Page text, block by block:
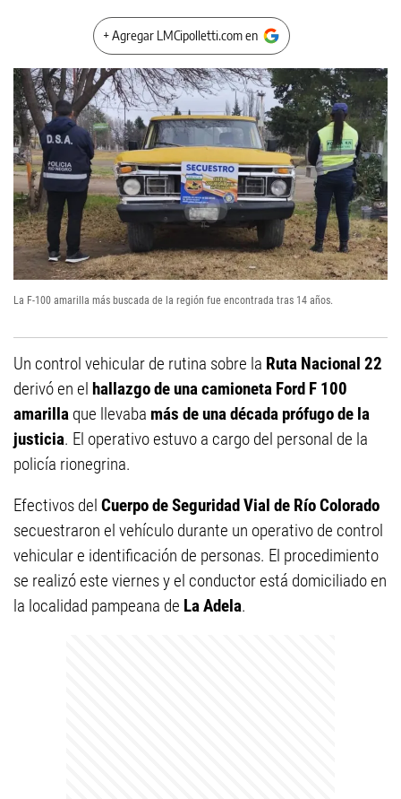
+ Agregar LMCipolletti.com en
La F-100 amarilla más buscada de la región fue encontrada tras 14 años.
Un control vehicular de rutina sobre la Ruta Nacional 22
derivó en el hallazgo de una camioneta Ford F 100
amarilla que llevaba más de una década prófugo de la
justicia. El operativo estuvo a cargo del personal de la
policía rionegrina.
Efectivos del Cuerpo de Seguridad Vial de Río Colorado
secuestraron el vehículo durante un operativo de control
vehicular e identificación de personas. El procedimiento
se realizó este viernes y el conductor está domiciliado en
la localidad pampeana de La Adela.